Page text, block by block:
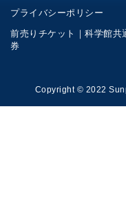
プライバシーポリシー
前売りチケット｜科学館共
券
Copyright © 2022